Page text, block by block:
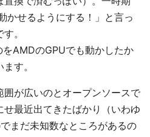
かせるようにする！」と言っ
。
AMDのGPUでも動かしたか
す。
が広いのとオープンソースで
最近出てきたばかり（いわゆ
まだ未知数なところがあるの